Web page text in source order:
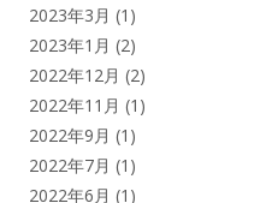
2023年3月 (1)
2023年1月 (2)
2022年12月 (2)
2022年11月 (1)
2022年9月 (1)
2022年7月 (1)
2022年6月 (1)